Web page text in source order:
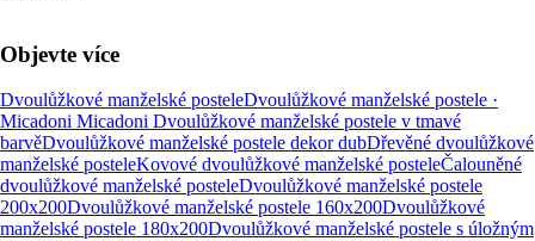
Objevte více
Dvoulůžkové manželské posteleDvoulůžkové manželské postele ·
Micadoni Micadoni Dvoulůžkové manželské postele v tmavé
barvěDvoulůžkové manželské postele dekor dubDřevěné dvoulůžkové
manželské posteleKovové dvoulůžkové manželské posteleČalouněné
dvoulůžkové manželské posteleDvoulůžkové manželské postele
200x200Dvoulůžkové manželské postele 160x200Dvoulůžkové
manželské postele 180x200Dvoulůžkové manželské postele s úložným